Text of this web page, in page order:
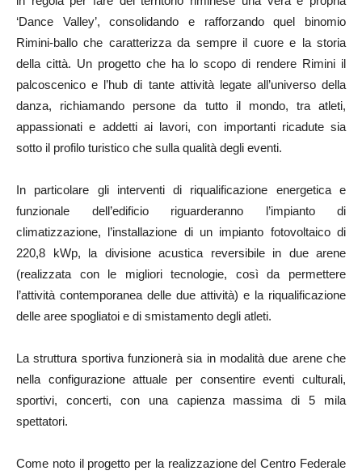
‘Dance Valley’, consolidando e rafforzando quel binomio
Rimini-ballo che caratterizza da sempre il cuore e la storia
della città. Un progetto che ha lo scopo di rendere Rimini il
palcoscenico e l’hub di tante attività legate all’universo della
danza, richiamando persone da tutto il mondo, tra atleti,
appassionati e addetti ai lavori, con importanti ricadute sia
sotto il profilo turistico che sulla qualità degli eventi.
In particolare gli interventi di riqualificazione energetica e
funzionale dell’edificio riguarderanno l’impianto di
climatizzazione, l’installazione di un impianto fotovoltaico di
220,8 kWp, la divisione acustica reversibile in due arene
(realizzata con le migliori tecnologie, così da permettere
l’attività contemporanea delle due attività) e la riqualificazione
delle aree spogliatoi e di smistamento degli atleti.
La struttura sportiva funzionerà sia in modalità due arene che
nella configurazione attuale per consentire eventi culturali,
sportivi, concerti, con una capienza massima di 5 mila
spettatori.
Come noto il progetto per la realizzazione del Centro Federale